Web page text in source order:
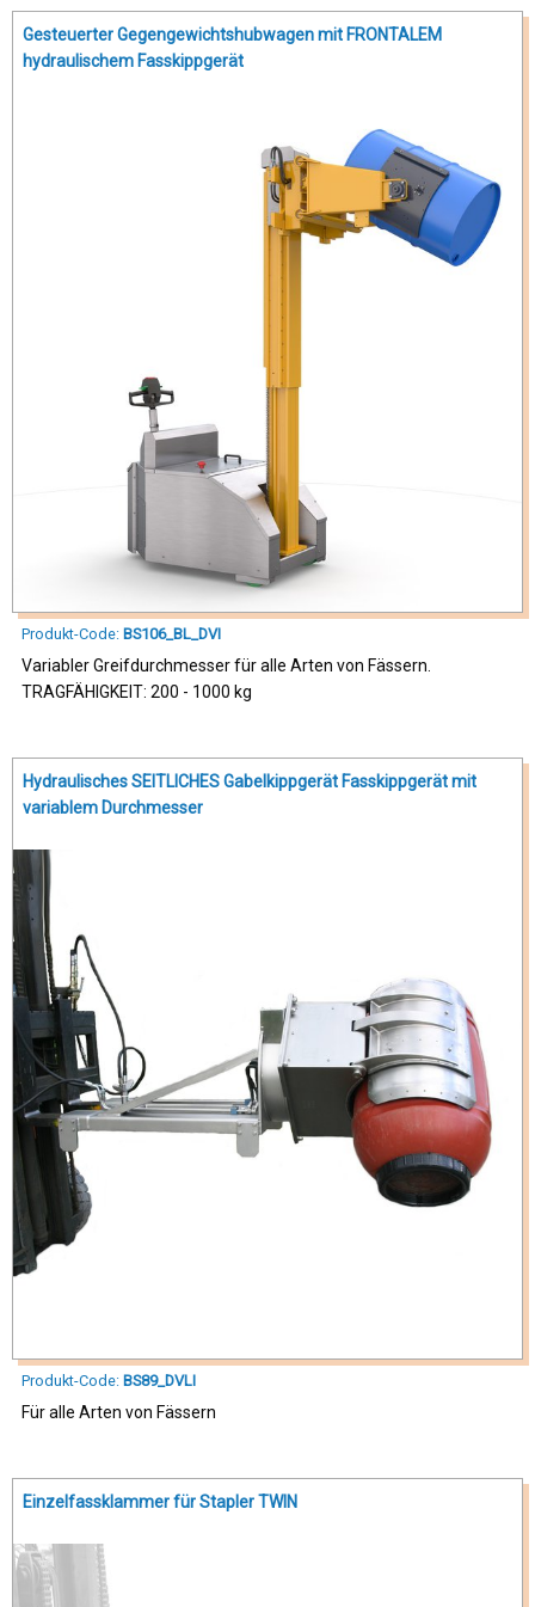
Gesteuerter Gegengewichtshubwagen mit FRONTALEM
hydraulischem Fasskippgerät
Produkt-Code: BS106_BL_DVI
Variabler Greifdurchmesser für alle Arten von Fässern.
TRAGFÄHIGKEIT: 200 - 1000 kg
Hydraulisches SEITLICHES Gabelkippgerät Fasskippgerät mit
variablem Durchmesser
Produkt-Code: BS89_DVLI
Für alle Arten von Fässern
Einzelfassklammer für Stapler TWIN